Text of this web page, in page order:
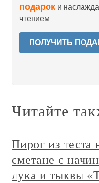
подарок и
чтением
ПОЛУЧИТЬ
Читайте
Пирог из теста
сметане с
лука и тыквы